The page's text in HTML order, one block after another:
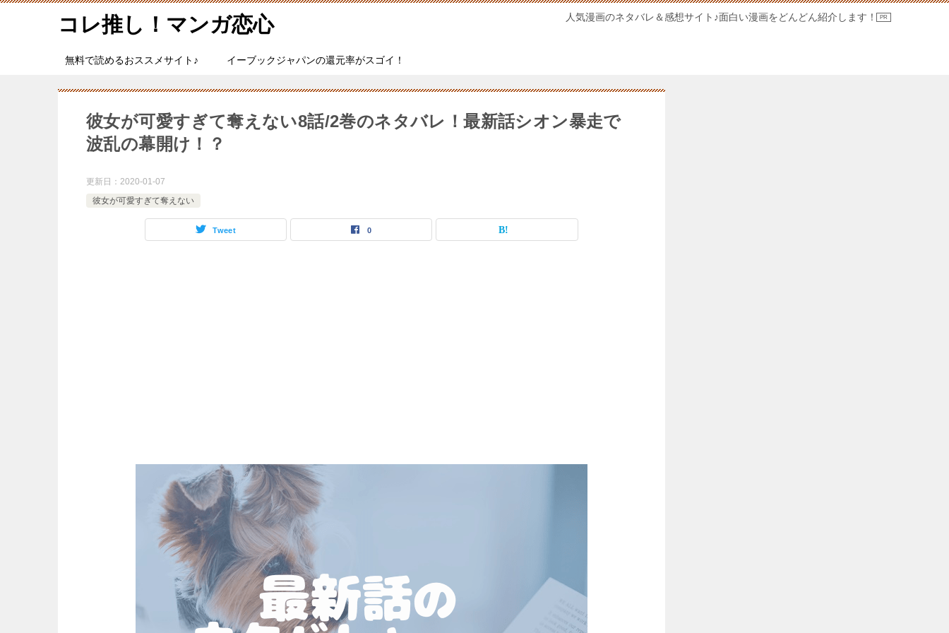
コレ推し！マンガ恋心 人気漫画のネタバレ＆感想サイト♪面白い漫画をどんどん紹介します！
無料で読めるおススメサイト♪ イーブックジャパンの還元率がスゴイ！
彼女が可愛すぎて奪えない8話/2巻のネタバレ！最新話シオン暴走で
波乱の幕開け！？
更新日： 2020-01-07
彼女が可愛すぎて奪えない
Tweet 0